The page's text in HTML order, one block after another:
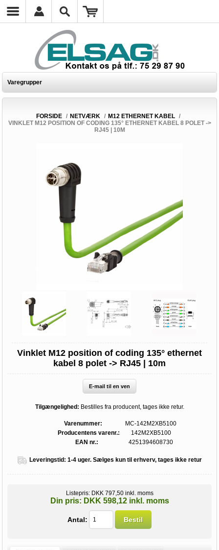
Varegrupper
FORSIDE / NETVÆRK / M12 ETHERNET KABEL /
VINKLET M12 POSITION OF CODING 135° ETHERNET KABEL 8 POLET ->
RJ45 | 10M
Vinklet M12 position of coding 135° ethernet
kabel 8 polet -> RJ45 | 10m
E-mail til en ven
Tilgængelighed: Bestilles fra producent, tages ikke retur.
Varenummer:
MC-142M2XB5100
Producentens varenr.:
142M2XB5100
EAN nr.:
4251394608730
Leveringstid: 1-4 uger. Sælges kun til erhverv, tages ikke retur
Listepris: DKK 797,50 inkl. moms
Din pris: DKK 598,12 inkl. moms
Antal: Bestil